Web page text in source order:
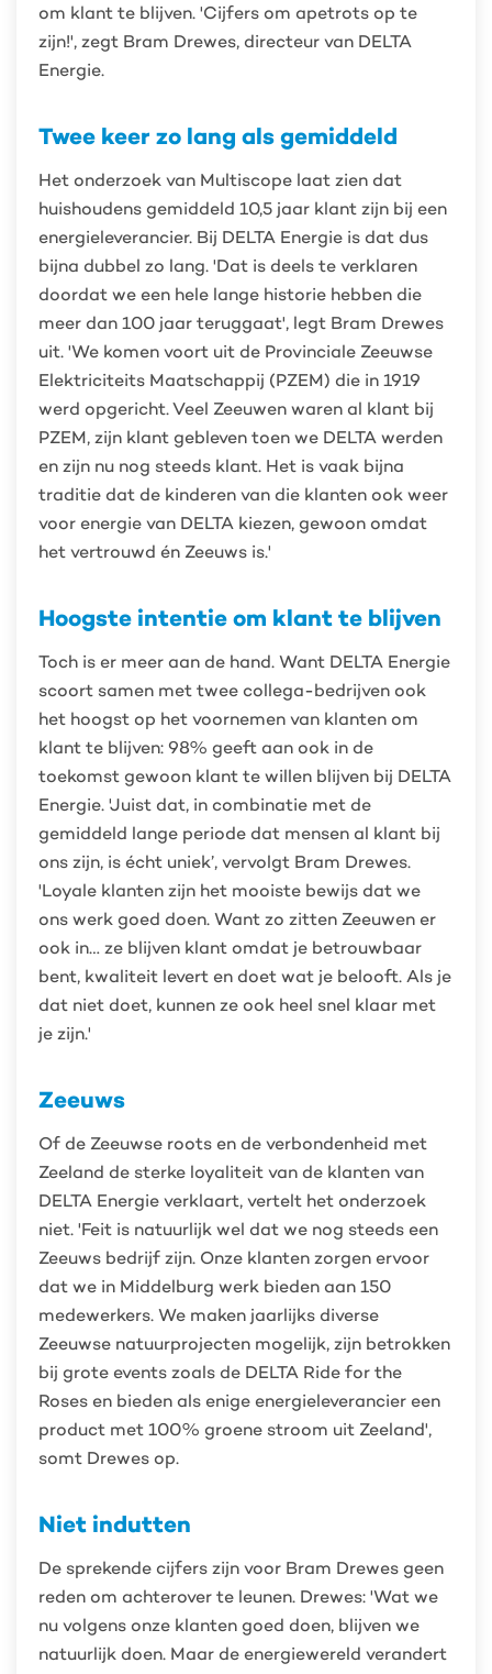
om klant te blijven. 'Cijfers om apetrots op te
zijn!', zegt Bram Drewes, directeur van DELTA
Energie.
Twee keer zo lang als gemiddeld
Het onderzoek van Multiscope laat zien dat
huishoudens gemiddeld 10,5 jaar klant zijn bij een
energieleverancier. Bij DELTA Energie is dat dus
bijna dubbel zo lang. 'Dat is deels te verklaren
doordat we een hele lange historie hebben die
meer dan 100 jaar teruggaat', legt Bram Drewes
uit. 'We komen voort uit de Provinciale Zeeuwse
Elektriciteits Maatschappij (PZEM) die in 1919
werd opgericht. Veel Zeeuwen waren al klant bij
PZEM, zijn klant gebleven toen we DELTA werden
en zijn nu nog steeds klant. Het is vaak bijna
traditie dat de kinderen van die klanten ook weer
voor energie van DELTA kiezen, gewoon omdat
het vertrouwd én Zeeuws is.'
Hoogste intentie om klant te blijven
Toch is er meer aan de hand. Want DELTA Energie
scoort samen met twee collega-bedrijven ook
het hoogst op het voornemen van klanten om
klant te blijven: 98% geeft aan ook in de
toekomst gewoon klant te willen blijven bij DELTA
Energie. 'Juist dat, in combinatie met de
gemiddeld lange periode dat mensen al klant bij
ons zijn, is écht uniek’, vervolgt Bram Drewes.
'Loyale klanten zijn het mooiste bewijs dat we
ons werk goed doen. Want zo zitten Zeeuwen er
ook in… ze blijven klant omdat je betrouwbaar
bent, kwaliteit levert en doet wat je belooft. Als je
dat niet doet, kunnen ze ook heel snel klaar met
je zijn.'
Zeeuws
Of de Zeeuwse roots en de verbondenheid met
Zeeland de sterke loyaliteit van de klanten van
DELTA Energie verklaart, vertelt het onderzoek
niet. 'Feit is natuurlijk wel dat we nog steeds een
Zeeuws bedrijf zijn. Onze klanten zorgen ervoor
dat we in Middelburg werk bieden aan 150
medewerkers. We maken jaarlijks diverse
Zeeuwse natuurprojecten mogelijk, zijn betrokken
bij grote events zoals de DELTA Ride for the
Roses en bieden als enige energieleverancier een
product met 100% groene stroom uit Zeeland',
somt Drewes op.
Niet indutten
De sprekende cijfers zijn voor Bram Drewes geen
reden om achterover te leunen. Drewes: 'Wat we
nu volgens onze klanten goed doen, blijven we
natuurlijk doen. Maar de energiewereld verandert